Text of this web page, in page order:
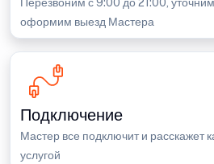
оформим выезд Мастера
Подключение
Мастер все подключит и расскажет
услугой